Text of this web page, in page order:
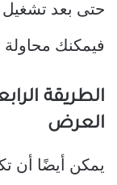
حتى بعد
فيمكنك محاولة
الطريقة
العرض
يمكن أيضًا أن